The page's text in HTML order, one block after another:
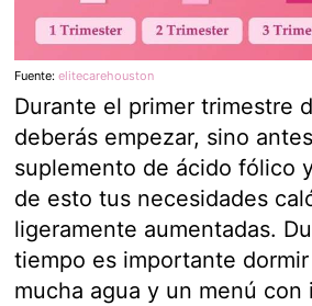
Fuente:elitecarehouston
Durante el primer trimestre
deberás empezar, sino
suplemento de ácido fólico
de esto tus necesidades
ligeramente aumentadas.
tiempo es importante
mucha agua y un menú